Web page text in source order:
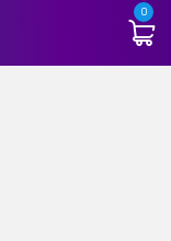
0